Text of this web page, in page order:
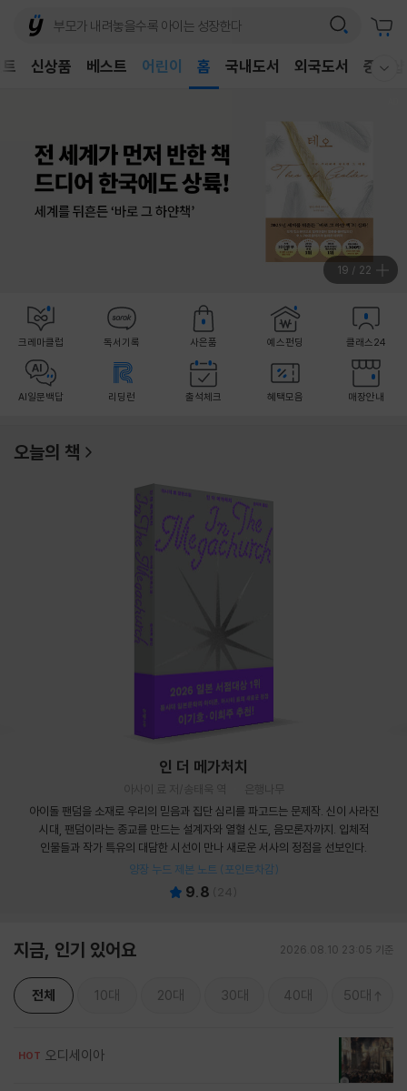
신상품 베스트
어린이
독후감
홈 국내도서 외국도서 중고샵
19 / 22
크레마클럽 독서기록 사은품 예스펀딩 클래스24
AI일문백답 리딩런 출석체크 혜택모음 매장안내
오늘의 책
인 더 메가처치
아사이 료 저/송태욱 역
은행나무
아이돌 팬덤을 소재로 우리의 믿음과 집단 심리를 파고드는 문제작. 신이 사라진
시대, 팬덤이라는 종교를 만드는 설계자와 열혈 신도, 음모론자까지. 입체적
인물들과 작가 특유의 대담한 시선이 만나 새로운 서사의 정점을 선보인다.
양장 누드 제본 노트 (포인트차감)
9.8 24
지금, 인기 있어요 2026.08.10 23:05 기준
전체 10대 20대 30대 40대 50대
HOT 오디세이아